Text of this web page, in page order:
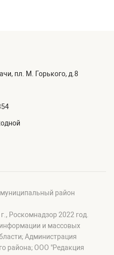
пл. М. Горького, д.8
район
Роскомнадзор 2022 год.
и массовых
Администрация
района; OOO "Редакция